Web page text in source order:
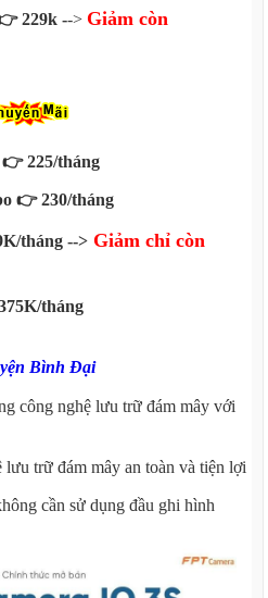
229k --> Giảm còn
225/tháng
👉 230/tháng
tháng --> Giảm chỉ còn
tháng
Bình Đại
công nghệ lưu trữ đám mây với
lưu trữ đám mây an toàn và tiện lợi
cần sử dụng đầu ghi hình